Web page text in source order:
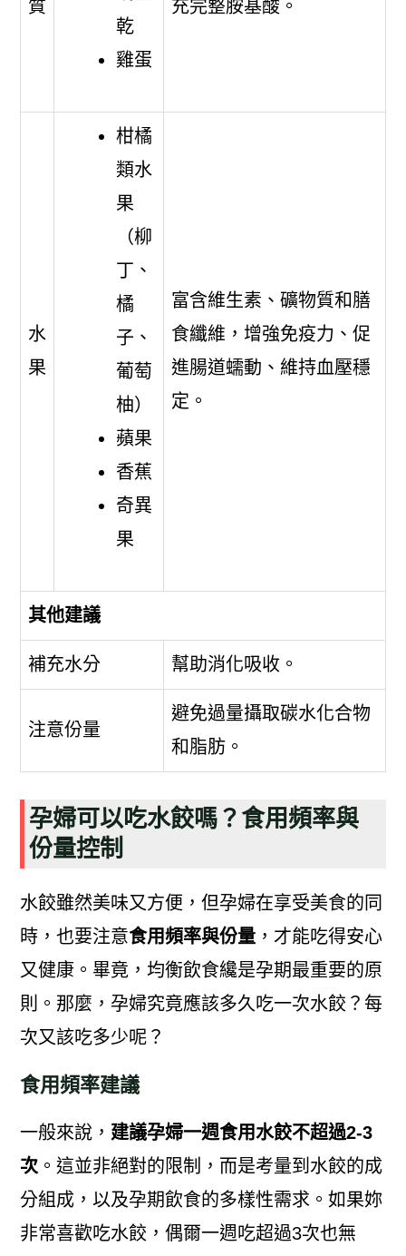
質
乾
雞蛋
充完整胺基酸。
水
果
柑橘
類水
果
（柳
丁、
橘
子、
葡萄
柚）
蘋果
香蕉
奇異
果
富含維生素、礦物質和膳
食纖維，增強免疫力、促
進腸道蠕動、維持血壓穩
定。
其他建議
補充水分 幫助消化吸收。
注意份量
避免過量攝取碳水化合物
和脂肪。
孕婦可以吃水餃嗎？食用頻率與
份量控制
水餃雖然美味又方便，但孕婦在享受美食的同
時，也要注意食用頻率與份量，才能吃得安心
又健康。畢竟，均衡飲食纔是孕期最重要的原
則。那麼，孕婦究竟應該多久吃一次水餃？每
次又該吃多少呢？
食用頻率建議
一般來說， 建議孕婦一週食用水餃不超過2-3
次。這並非絕對的限制，而是考量到水餃的成
分組成，以及孕期飲食的多樣性需求。如果妳
非常喜歡吃水餃，偶爾一週吃超過3次也無